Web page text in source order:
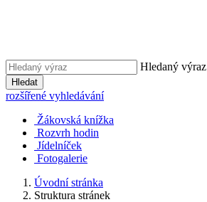
Hledaný výraz
Hledat
rozšířené vyhledávání
Žákovská knížka
Rozvrh hodin
Jídelníček
Fotogalerie
Úvodní stránka
Struktura stránek